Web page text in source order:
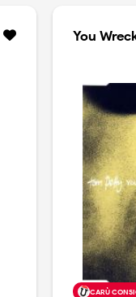
invece
invece 15
Petty a
tutt'ora
diversa. Il
dal vivo
forma
You
CARÙ